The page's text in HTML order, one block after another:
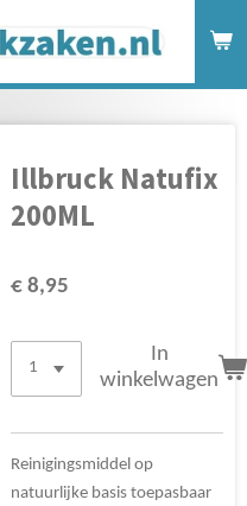
Illbruck Natufix
200ML
€ 8,95
In
winkelwagen
Reinigingsmiddel op
natuurlijke basis toepasbaar